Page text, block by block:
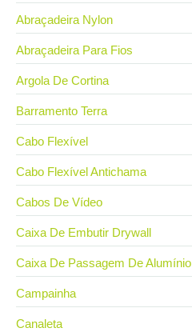
Abraçadeira Nylon
Abraçadeira Para Fios
Argola De Cortina
Barramento Terra
Cabo Flexível
Cabo Flexível Antichama
Cabos De Vídeo
Caixa De Embutir Drywall
Caixa De Passagem De Alumínio
Campainha
Canaleta